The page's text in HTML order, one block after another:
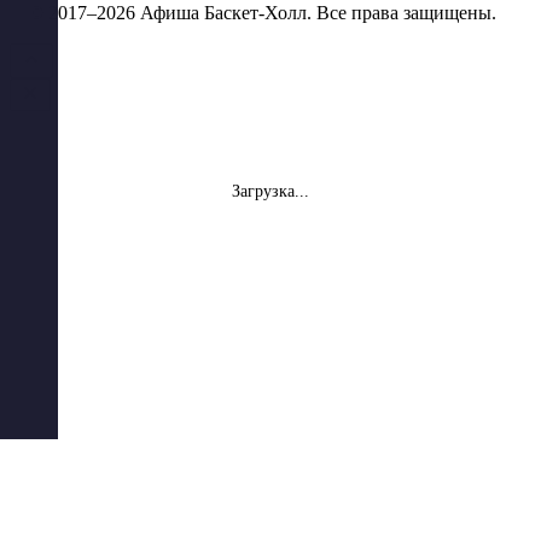
© 2017–2026 Афиша Баскет-Холл. Все права защищены.
Загрузка...